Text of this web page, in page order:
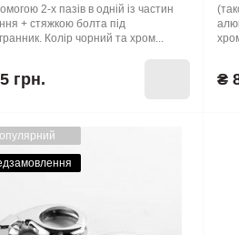
2-х пазів в одній із частин
+ стяжкою болта під
Колір чорний та хром...
грн. ₴